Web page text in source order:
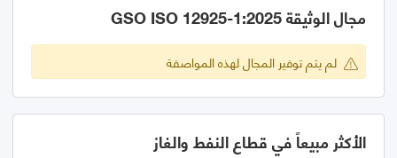
مجال الوثيقة GSO ISO 12925-1:2025
لم يتم توفير المجال لهذه المواصفة
الأكثر مبيعاً في قطاع النفط والغاز